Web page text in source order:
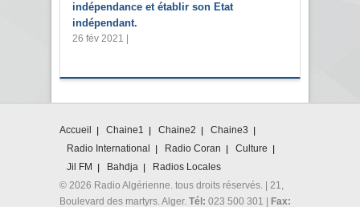
indépendance et établir son Etat
indépendant.
26 fév 2021 |
Accueil Chaine1 Chaine2
Chaine3
Radio International
Radio Coran
Culture
Jil FM
Bahdja
Radios Locales
© 2026 Radio Algérienne. tous droits réservés. | 21,
Boulevard des martyrs. Alger. Tél: 023 500 301 | Fax: